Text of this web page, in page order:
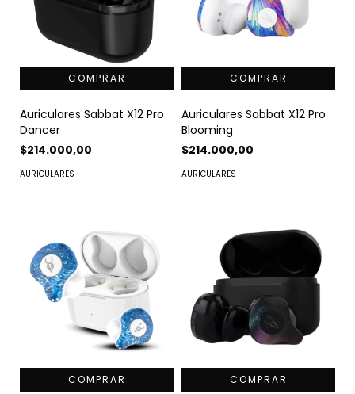
Auriculares Sabbat X12 Pro
Dancer
$214.000,00
AURICULARES
Auriculares Sabbat X12 Pro
Blooming
$214.000,00
AURICULARES